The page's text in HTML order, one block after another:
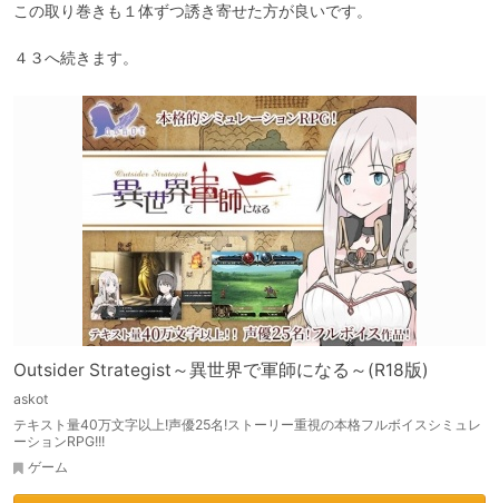
この取り巻きも１体ずつ誘き寄せた方が良いです。
４３へ続きます。
Outsider Strategist～異世界で軍師になる～(R18版)
askot
テキスト量40万文字以上!声優25名!ストーリー重視の本格フルボイスシミュレ
ーションRPG!!!
ゲーム